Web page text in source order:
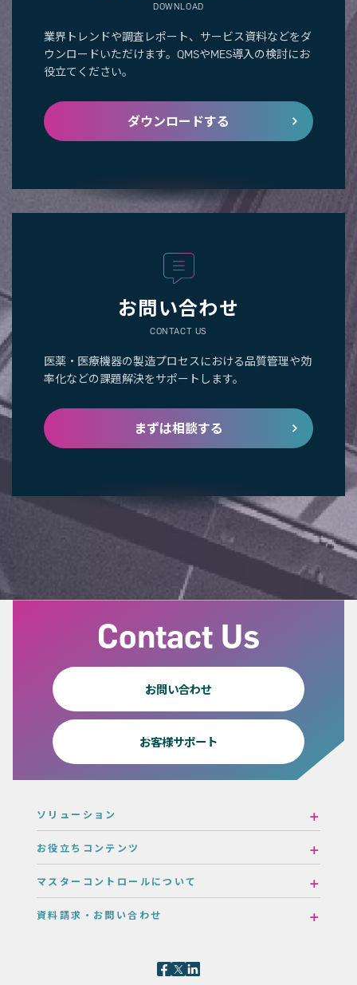
DOWNLOAD
業界トレンドや調査レポート、サービス資料などをダ
ウンロードいただけます。QMSやMES導入の検討にお
役立てください。
ダウンロードする
お問い合わせ
CONTACT US
医薬・医療機器の製造プロセスにおける品質管理や効
率化などの課題解決をサポートします。
まずは相談する
Contact Us
お問い合わせ
お客様サポート
ソリューション
お役立ちコンテンツ
マスターコントロールについて
資料請求・お問い合わせ